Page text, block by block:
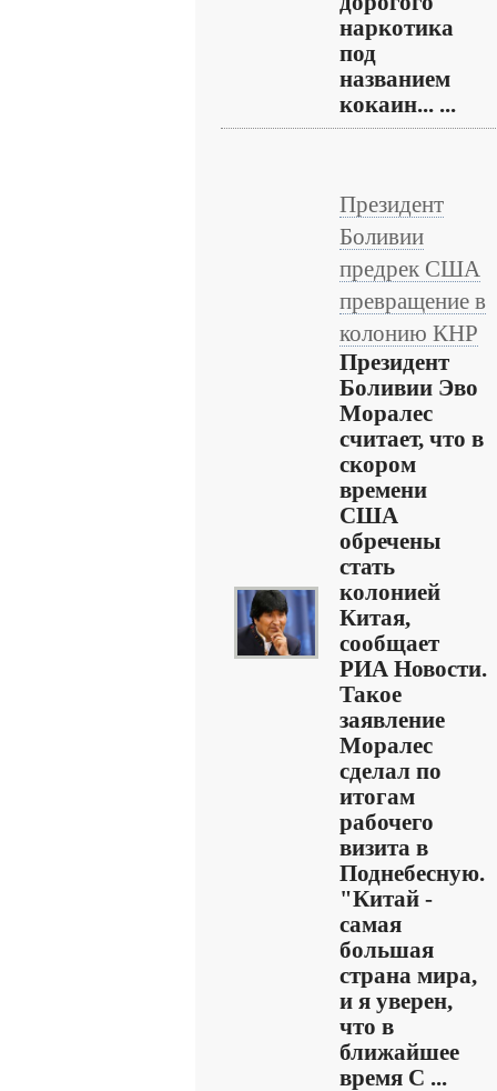
наркотика
под
названием
кокаин... ...
Президент
Боливии
предрек США
превращение в
колонию КНР
Президент
Боливии Эво
Моралес
считает, что в
скором
времени
США
обречены
стать
колонией
Китая,
сообщает
РИА Новости.
Такое
заявление
Моралес
сделал по
итогам
рабочего
визита в
Поднебесную.
"Китай -
самая
большая
страна мира,
и я уверен,
что в
ближайшее
время С ...